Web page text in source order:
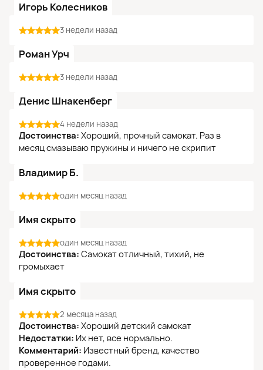
Игорь Колесников
3 недели назад
Роман Урч
3 недели назад
Денис Шнакенберг
4 недели назад
Достоинства: Хороший, прочный самокат. Раз в
месяц смазываю пружины и ничего не скрипит
Владимир Б.
один месяц назад
Имя скрыто
один месяц назад
Достоинства: Самокат отличный, тихий, не
громыхает
Имя скрыто
2 месяца назад
Достоинства: Хороший детский самокат
Недостатки: Их нет, все нормально.
Комментарий: Известный бренд, качество
проверенное годами.